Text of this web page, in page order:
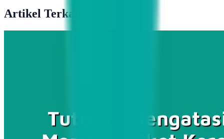
Artikel Terkait